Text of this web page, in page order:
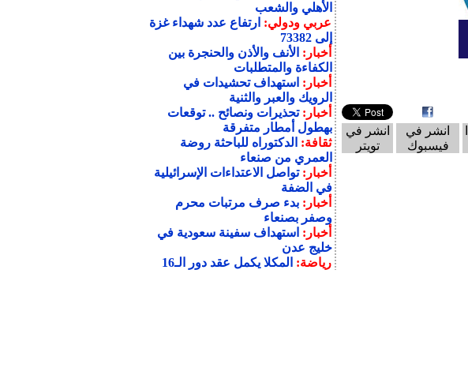
انشر في
فيسبوك
انشر في
تويتر
الأهلي والشعب
عربي ودولي: ارتفاع عدد شهداء غزة
إلى 73382
أخبار: الأنف والأذن والحنجرة بين
الكفاءة والمتطلبات
أخبار: استهداف تحشيدات في
الرويك والعبر والثنية
أخبار:تحذيرات ونصائح .. توقعات
بهطول أمطار متفرقة
ثقافة: الدكتوراه للباحثة روضة
العمري من صنعاء
أخبار:تواصل الاعتداءات الإسرائيلية
في الضفة
أخبار:بدء صرف مرتبات محرم
وصفر بصنعاء
أخبار: استهداف سفينة سعودية في
خليج عدن
رياضة: المكلا يكمل عقد دور الـ16